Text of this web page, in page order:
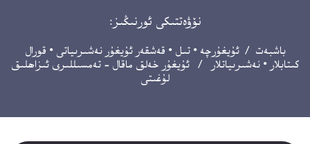
نۆۋەتتىكى ئورنىڭىز:
باشبەت /ئۇيغۇرچە •تىل • قەشقەر ئۇيغۇر نەشىرىياتى • قورال
كىتابلار •نەشىرىياتلار
/ ئۇيغۇر خەلق ماقال – تەمسىللىرى ئىزاھلىق
لۇغىتى